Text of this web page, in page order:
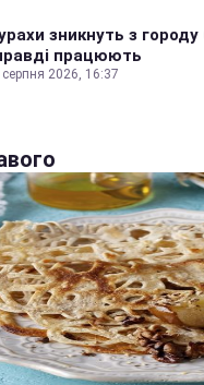
зникнуть з городу
працюють
серпня 2026, 16:37